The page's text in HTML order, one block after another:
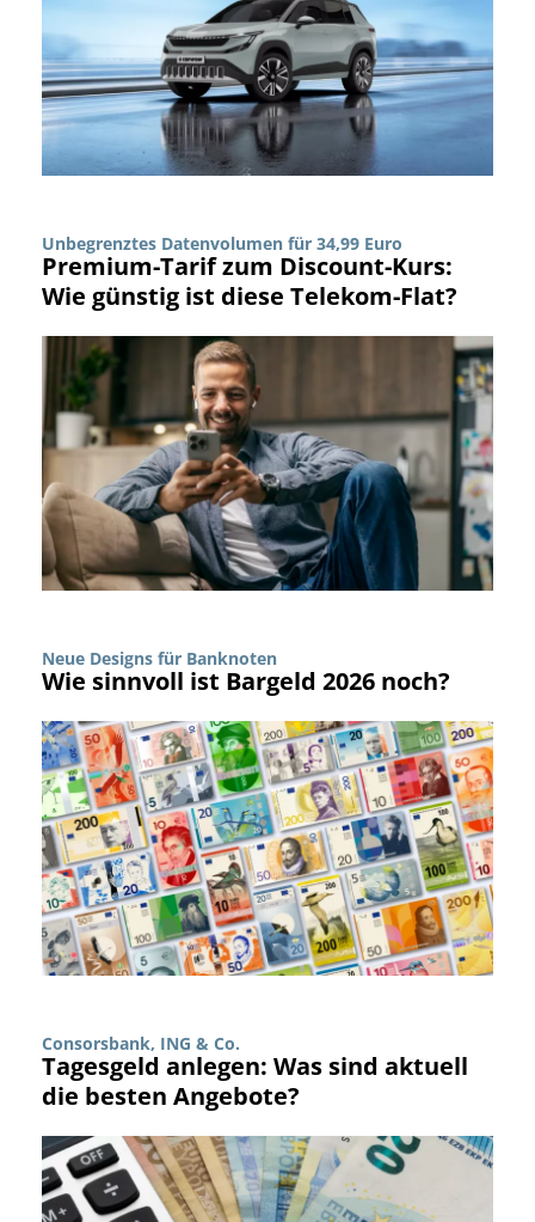
Unbegrenztes Datenvolumen für 34,99 Euro
Premium-Tarif zum Discount-Kurs:
Wie günstig ist diese Telekom-Flat?
Neue Designs für Banknoten
Wie sinnvoll ist Bargeld 2026 noch?
Consorsbank, ING & Co.
Tagesgeld anlegen: Was sind aktuell
die besten Angebote?